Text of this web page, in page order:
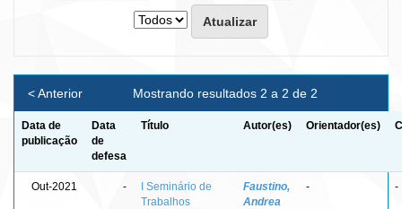
Mostrando resultados 2 a 2 de 2
< Anterior
Data de
publicação
Data
de
defesa
Título Autor(es) Orientador(es)
Out-2021 -
I Seminário de
Trabalhos
Faustino,
Andrea
- -